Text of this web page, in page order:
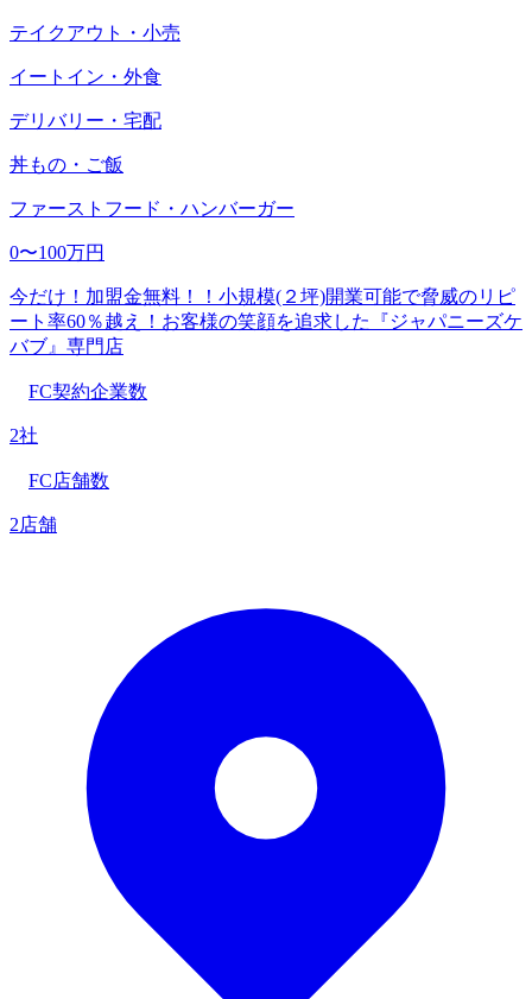
テイクアウト・小売
イートイン・外食
デリバリー・宅配
丼もの・ご飯
ファーストフード・ハンバーガー
0〜100万円
今だけ！加盟金無料！！小規模(２坪)開業可能で脅威のリピ
ート率60％越え！お客様の笑顔を追求した『ジャパニーズケ
バブ』専門店
FC契約企業数
2社
FC店舗数
2店舗